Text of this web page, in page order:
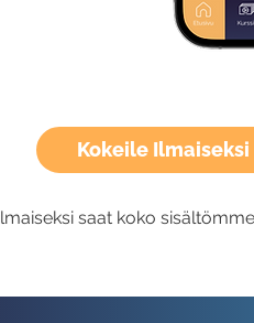
Kokeile Ilmaiseksi
saat koko